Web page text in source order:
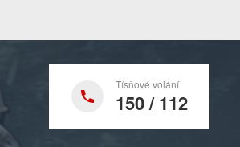
Tísňové volání
150 / 112